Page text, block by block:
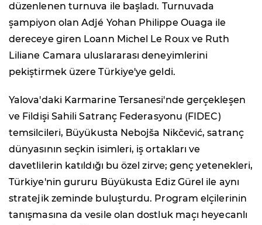
düzenlenen turnuva ile başladı. Turnuvada
şampiyon olan Adjé Yohan Philippe Ouaga ile
dereceye giren Loann Michel Le Roux ve Ruth
Liliane Camara uluslararası deneyimlerini
pekiştirmek üzere Türkiye'ye geldi.
Yalova'daki Karmarine Tersanesi'nde gerçekleşen
ve Fildişi Sahili Satranç Federasyonu (FIDEC)
temsilcileri, Büyükusta Nebojša Nikčević, satranç
dünyasının seçkin isimleri, iş ortakları ve
davetlilerin katıldığı bu özel zirve; genç yetenekleri,
Türkiye'nin gururu Büyükusta Ediz Gürel ile aynı
stratejik zeminde buluşturdu. Program elçilerinin
tanışmasına da vesile olan dostluk maçı heyecanlı